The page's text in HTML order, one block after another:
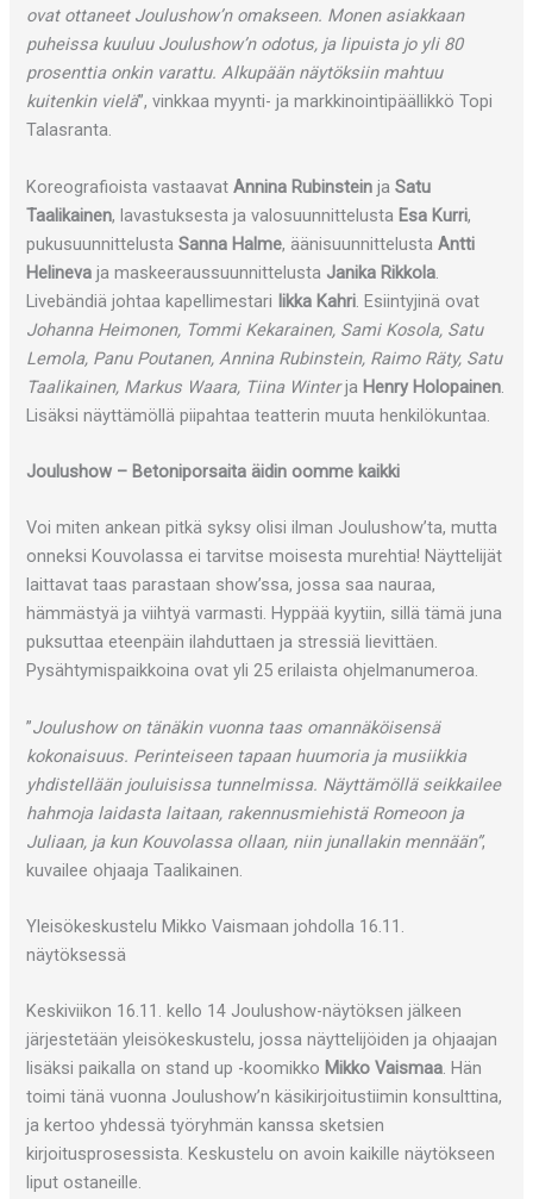
ovat ottaneet Joulushow’n omakseen. Monen asiakkaan
puheissa kuuluu Joulushow’n odotus, ja lipuista jo yli 80
prosenttia onkin varattu. Alkupään näytöksiin mahtuu
kuitenkin vielä”, vinkkaa myynti- ja markkinointipäällikkö Topi
Talasranta.
Koreografioista vastaavatAnnina Rubinstein ja Satu
Taalikainen, lavastuksesta ja valosuunnittelusta Esa Kurri,
pukusuunnittelustaSanna Halme, äänisuunnittelustaAntti
Helineva ja maskeeraussuunnittelusta Janika Rikkola.
Livebändiä johtaa kapellimestari Iikka Kahri. Esiintyjinä ovat
Johanna Heimonen, Tommi Kekarainen, Sami Kosola, Satu
Lemola, Panu Poutanen, Annina Rubinstein, Raimo Räty, Satu
Taalikainen, Markus Waara, Tiina Winterja Henry Holopainen.
Lisäksi näyttämöllä piipahtaa teatterin muuta henkilökuntaa.
Joulushow – Betoniporsaita äidin oomme kaikki
Voi miten ankean pitkä syksy olisi ilman Joulushow’ta, mutta
onneksi Kouvolassa ei tarvitse moisesta murehtia! Näyttelijät
laittavat taas parastaan show’ssa, jossa saa nauraa,
hämmästyä ja viihtyä varmasti. Hyppää kyytiin, sillä tämä juna
puksuttaa eteenpäin ilahduttaen ja stressiä lievittäen.
Pysähtymispaikkoina ovat yli 25 erilaista ohjelmanumeroa.
”Joulushow on tänäkin vuonna taas omannäköisensä
kokonaisuus. Perinteiseen tapaan huumoria ja musiikkia
yhdistellään jouluisissa tunnelmissa. Näyttämöllä seikkailee
hahmoja laidasta laitaan, rakennusmiehistä Romeoon ja
Juliaan, ja kun Kouvolassa ollaan, niin junallakin mennään”,
kuvailee ohjaaja Taalikainen.
Yleisökeskustelu Mikko Vaismaan johdolla 16.11.
näytöksessä
Keskiviikon 16.11. kello 14 Joulushow-näytöksen jälkeen
järjestetään yleisökeskustelu, jossa näyttelijöiden ja ohjaajan
lisäksi paikalla on stand up -koomikko Mikko Vaismaa. Hän
toimi tänä vuonna Joulushow’n käsikirjoitustiimin konsulttina,
ja kertoo yhdessä työryhmän kanssa sketsien
kirjoitusprosessista. Keskustelu on avoin kaikille näytökseen
liput ostaneille.